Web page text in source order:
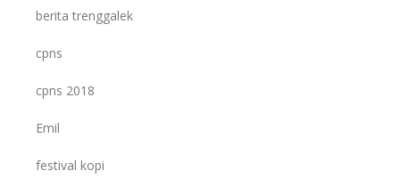
berita trenggalek
cpns
cpns 2018
Emil
festival kopi